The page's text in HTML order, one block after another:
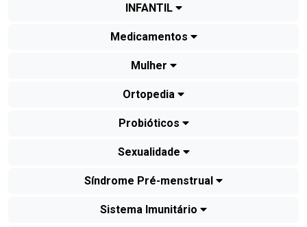
INFANTIL
Medicamentos
Mulher
Ortopedia
Probióticos
Sexualidade
Síndrome Pré-menstrual
Sistema Imunitário